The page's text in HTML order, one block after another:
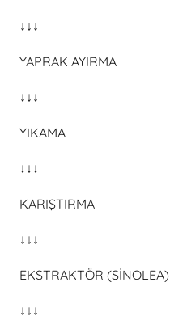
↓↓↓
YAPRAK AYIRMA
↓↓↓
YIKAMA
↓↓↓
KARIŞTIRMA
↓↓↓
EKSTRAKTÖR (SİNOLEA)
↓↓↓